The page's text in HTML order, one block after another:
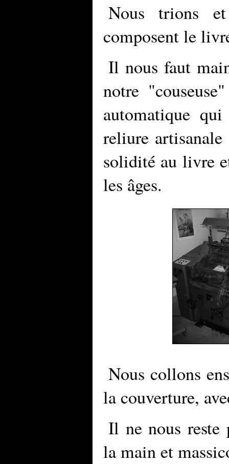
Nous trions
composent le
Il nous faut
notre
automatique
reliure
solidité au livre
les âges.
Nous collons
la couverture,
Il ne nous reste
la main et